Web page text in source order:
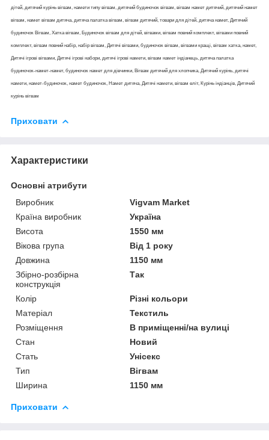
дітей, дитячий курінь вігвам, намети типу вігвам, дитячий будиночок вігвам, вігвам намет дитячий, дитячий намет
вігвам, намет вігвам дитяча, дитяча палатка вігвам, вігвам дитячий, товари для дітей, дитяча намет, Дитячий
будиночок Вігвам, Хатка вігвам, Будиночок вігвам для дітей, вігвами, вігвам повний комплект, вігвами повний
комплект, вігвам повний набір, набір вігвам, Дитячі вігвами, будиночок вігвам, вігвами кращі, вігвам хатка, намет,
Дитячі ігрові вігвами, Дитячі ігрові набори, дитячі ігрові намети, вігвам намет індіанець, дитяча палатка
будиночок-намет-намет, будиночок намет для дівчинки, Вігвам дитячий для хлопчика, Дитячий курінь, дитячі
намети, намет-будиночок, намет будиночок, Намет дитяча, Дитячі намети, вігвам еліт, Курінь індіанців, Дитячий
курінь вігвам
Приховати
Характеристики
Основні атрибути
Виробник
Vigvam Market
Країна виробник
Україна
Висота
1550 мм
Вікова група
Від 1 року
Довжина
1150 мм
Збірно-розбірна
конструкція
Так
Колір
Різні кольори
Матеріал
Текстиль
Розміщення
В приміщенні/на вулиці
Стан
Новий
Стать
Унісекс
Тип
Вігвам
Ширина
1150 мм
Приховати